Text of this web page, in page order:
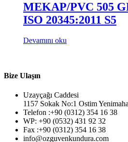
MEKAP/PVC 505
ISO 20345:2011 S5
Devamını oku
Bize Ulaşın
Uzayçağı Caddesi
1157 Sokak No:1 Ostim
Telefon :+90 (0312) 354 16 38
WP: +90 (0532) 431 92 32
Fax :+90 (0312) 354 16 38
info@ozguvenkundura.com